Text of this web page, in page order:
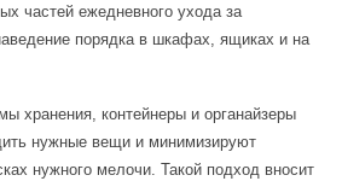
частей ежедневного ухода за
порядка в шкафах, ящиках и на
хранения, контейнеры и органайзеры
нужные вещи и минимизируют
нужного мелочи. Такой подход вносит